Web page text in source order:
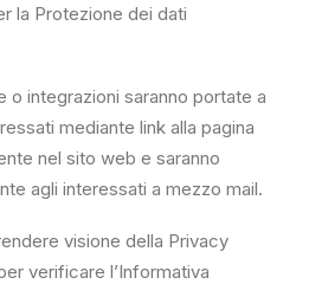
la Protezione dei dati
integrazioni saranno portate a
mediante link alla pagina
nel sito web e saranno
agli interessati a mezzo mail.
visione della Privacy
verificare l’Informativa